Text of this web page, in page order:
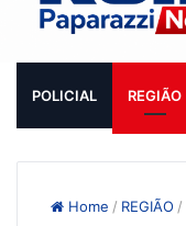
POLICIAL REGIÃO
Home / REGIÃO /